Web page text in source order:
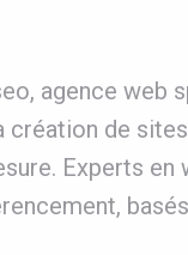
agence web
création de
Experts en